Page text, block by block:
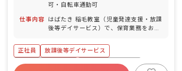
可・自転車通勤可
仕事内容
はばたき 稲毛教室（児童発達支援・放課
後等デイサービス）で、保育業務をお願
における療育業務および付帯する業務 ・
生活指導計画（個別支援計画）の作成 ・
保護者対応 ・送迎 等
正社員
放課後等デイサービス
ボーナス・賞与あり
年間休日120日以上